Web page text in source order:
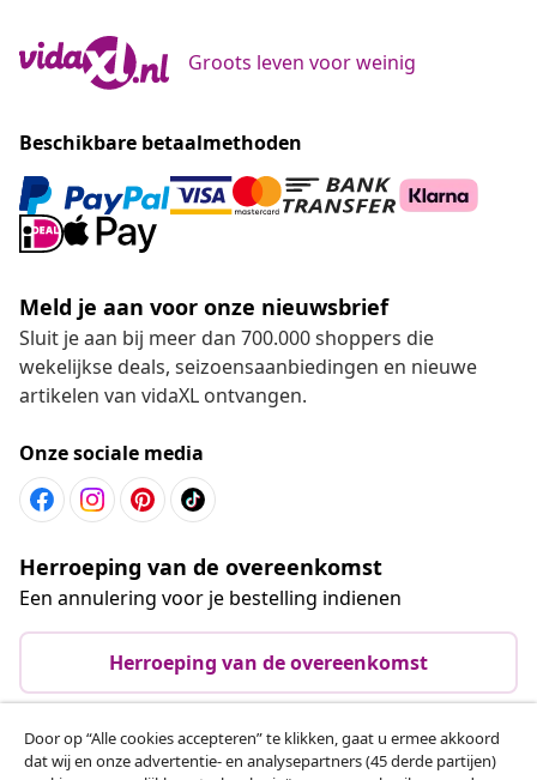
Groots leven voor weinig
Beschikbare betaalmethoden
Meld je aan voor onze nieuwsbrief
Sluit je aan bij meer dan 700.000 shoppers die
wekelijkse deals, seizoensaanbiedingen en nieuwe
artikelen van vidaXL ontvangen.
Onze sociale media
Herroeping van de overeenkomst
Een annulering voor je bestelling indienen
Herroeping van de overeenkomst
Klantenservice
Door op “Alle cookies accepteren” te klikken, gaat u ermee akkoord
dat wij en onze advertentie- en analysepartners (45 derde partijen)